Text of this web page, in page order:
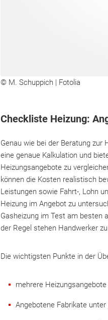
© M. Schuppich | Fotolia
Checkliste Heizung:
Genau wie bei der Beratung
eine genaue Kalkulation und
Heizungsangebote zu
können die Kosten realistisch
Leistungen sowie Fahrt-, Lohn
Heizung im Angebot zu
Gasheizung im Test am besten
der Regel stehen Handwerker
Die wichtigsten Punkte in der
mehrere
Angebotene Fabrikate